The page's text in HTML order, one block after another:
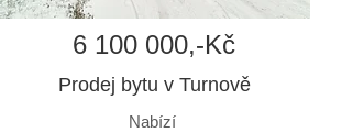
6 100 000,-Kč
Prodej bytu v Turnově
Nabízí